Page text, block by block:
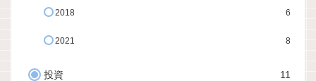
2018 6
2021 8
投資 11